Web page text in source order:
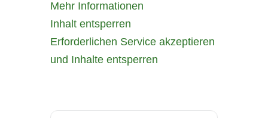
Mehr Informationen
Inhalt entsperren
Erforderlichen Service akzeptieren
und Inhalte entsperren